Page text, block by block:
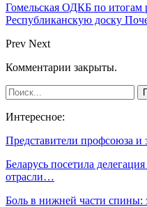
Гомельская ОДКБ по итогам
Республиканскую доску
Prev Next
Комментарии закрыты.
Интересное:
Представители профсоюза и
Беларусь посетила
отрасли…
Боль в нижней части спины: